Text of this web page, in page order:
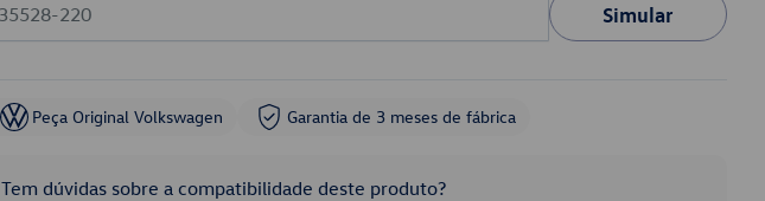
Simular
Peça Original Volkswagen Garantia de 3 meses de fábrica
Tem dúvidas sobre a compatibilidade deste produto?